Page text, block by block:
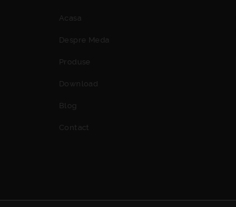
Acasa
Despre Meda
Produse
Download
Blog
Contact